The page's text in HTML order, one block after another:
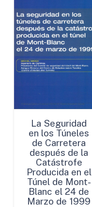
La Seguridad
en los Túneles
de Carretera
después de la
Catástrofe
Producida en el
Túnel de Mont-
Blanc el 24 de
Marzo de 1999